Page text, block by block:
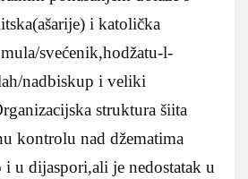
i katolička
svećenik,hodžatu-l-
nadbiskup i veliki
struktura šiita
kontrolu nad džematima
u dijaspori,ali je nedostatak u